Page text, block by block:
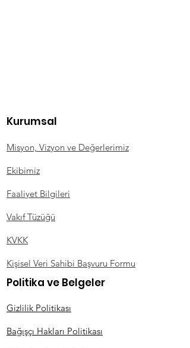
Kurumsal
Misyon, Vizyon ve Değerlerimiz
Ekibimiz
Faaliyet Bilgileri
Vakıf Tüzüğü
KVKK
Kişisel Veri Sahibi Başvuru Formu
Politika ve Belgeler
Gizlilik Politikası
Bağışçı Hakları Politikası